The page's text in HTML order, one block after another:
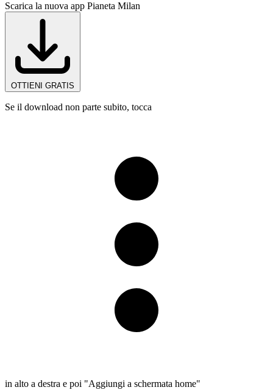
Scarica la nuova app Pianeta Milan
OTTIENI GRATIS
Se il download non parte subito, tocca
in alto a destra e poi "Aggiungi a schermata home"